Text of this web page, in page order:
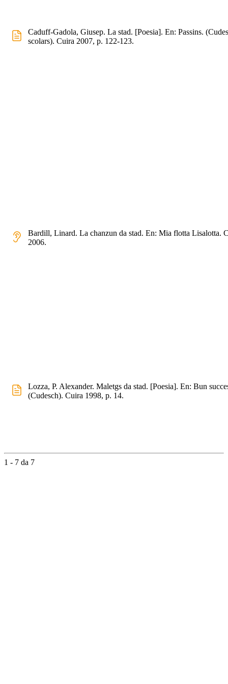
Caduff-Gadola, Giusep. La stad. [Poesia]. En: Passins.
scolars). Cuira 2007, p. 122-123.
Bardill, Linard. La chanzun da stad. En: Mia flotta Lisalotta.
2006.
Lozza, P. Alexander. Maletgs da stad. [Poesia]. En: Bun
(Cudesch). Cuira 1998, p. 14.
1 - 7 da 7